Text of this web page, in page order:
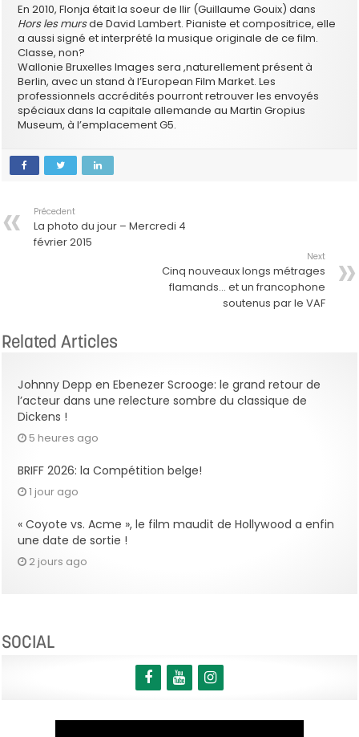
En 2010, Flonja était la soeur de Ilir (Guillaume Gouix) dans
Hors les mursde David Lambert. Pianiste et compositrice, elle
a aussi signé et interprété la musique originale de ce film.
Classe, non?
Wallonie Bruxelles Images sera ,naturellement présent à
Berlin, avec un stand à l’European Film Market. Les
professionnels accrédités pourront retrouver les envoyés
spéciaux dans la capitale allemande au Martin Gropius
Museum, à l’emplacement G5.
Précedent
La photo du jour – Mercredi 4
février 2015
Next
Cinq nouveaux longs métrages
flamands… et un francophone
soutenus par le VAF
Related Articles
Johnny Depp en Ebenezer Scrooge: le grand retour de
l’acteur dans une relecture sombre du classique de
Dickens !
5 heures ago
BRIFF 2026: la Compétition belge!
1 jour ago
« Coyote vs. Acme », le film maudit de Hollywood a enfin
une date de sortie !
2 jours ago
SOCIAL